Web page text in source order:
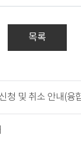
목록
청 및 취소 안내(융